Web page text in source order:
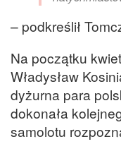
– podkreślił
Na początku
Władysław
dyżurna para
dokonała
samolotu